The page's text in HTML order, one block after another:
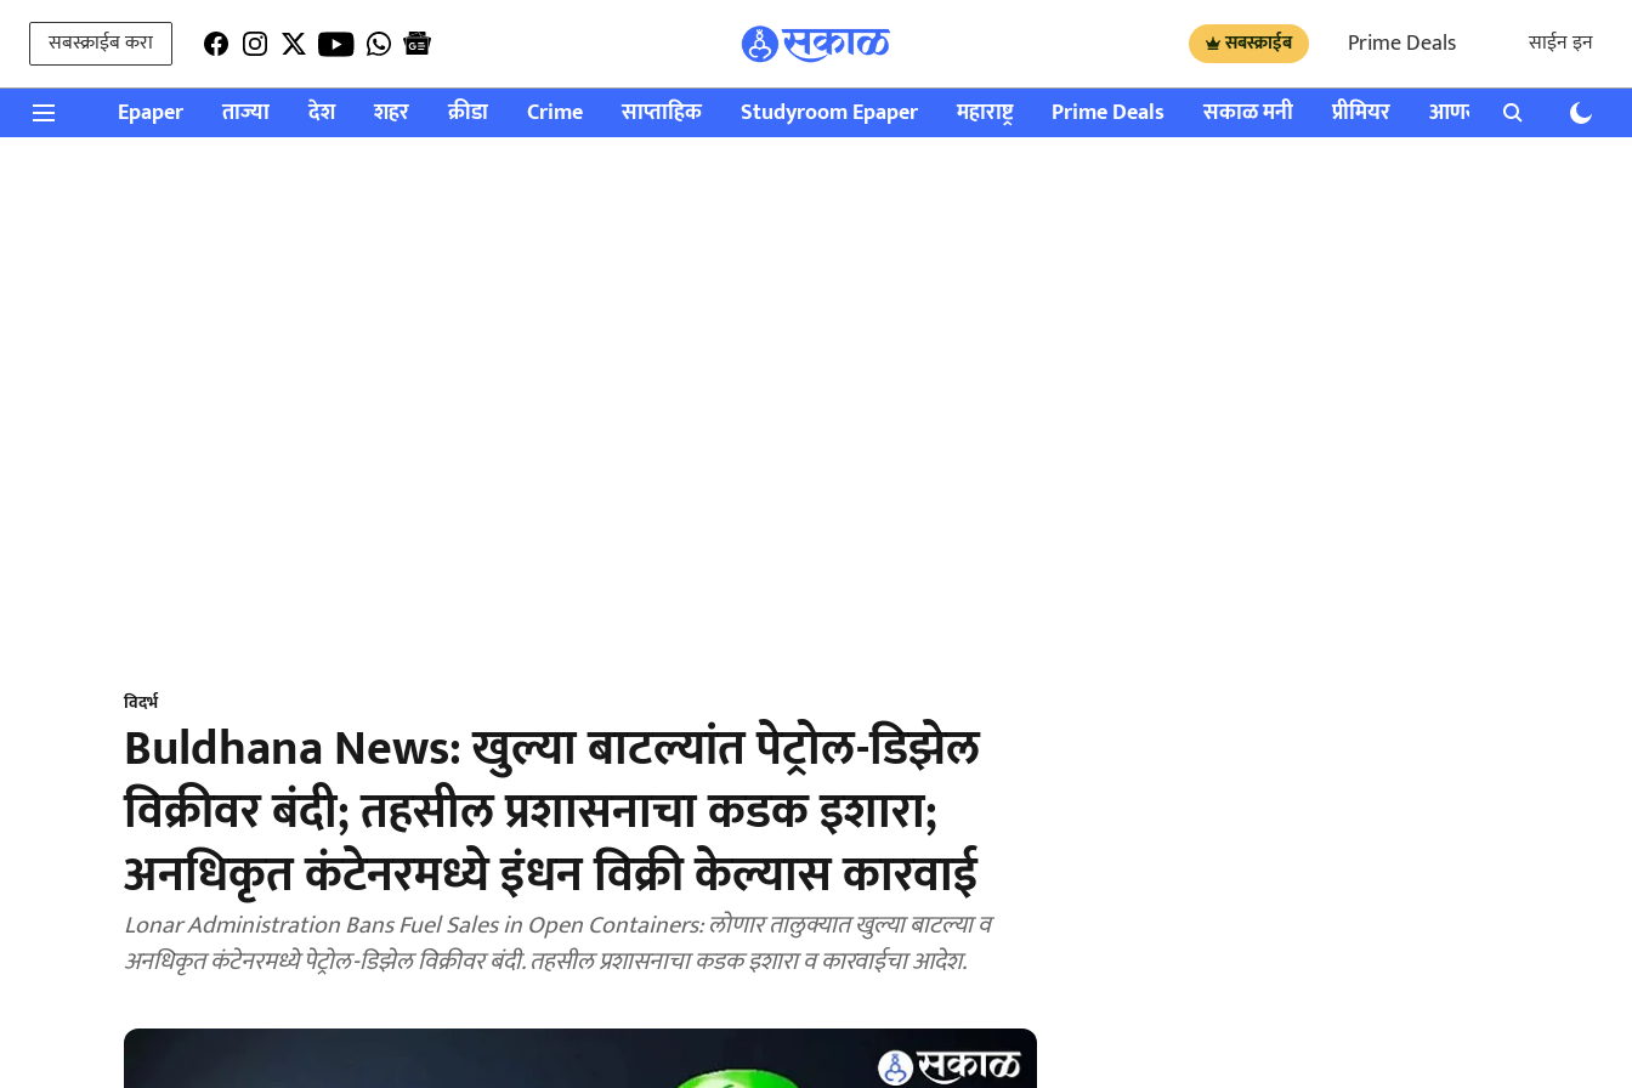
सबस्क्राईब करा सबस्क्राईब Prime Deals साईन इन
Epaper ताज्या देश शहर क्रीडा Crime साप्ताहिक Studyroom Epaper महाराष्ट्र Prime Deals सकाळ मनी प्रीमियर आणखी राशी भविष्य
विदर्भ
Buldhana News: खुल्या बाटल्यांत पेट्रोल-डिझेल
विक्रीवर बंदी; तहसील प्रशासनाचा कडक इशारा;
अनधिकृत कंटेनरमध्ये इंधन विक्री केल्यास कारवाई
Lonar Administration Bans Fuel Sales in Open Containers: लोणार तालुक्यात खुल्या बाटल्या व
अनधिकृत कंटेनरमध्ये पेट्रोल-डिझेल विक्रीवर बंदी. तहसील प्रशासनाचा कडक इशारा व कारवाईचा आदेश.